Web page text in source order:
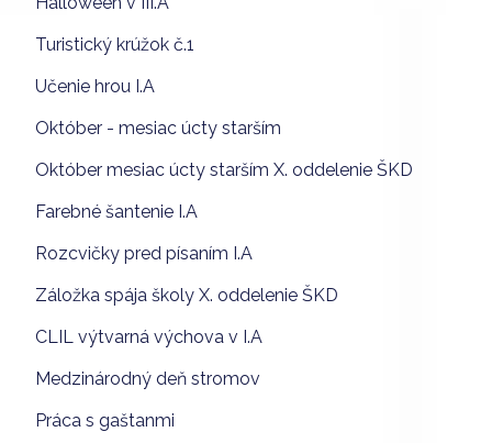
Turistický krúžok č.1
Učenie hrou I.A
Október - mesiac úcty starším
Október mesiac úcty starším X. oddelenie ŠKD
Farebné šantenie I.A
Rozcvičky pred písaním I.A
Záložka spája školy X. oddelenie ŠKD
CLIL výtvarná výchova v I.A
Medzinárodný deň stromov
Práca s gaštanmi